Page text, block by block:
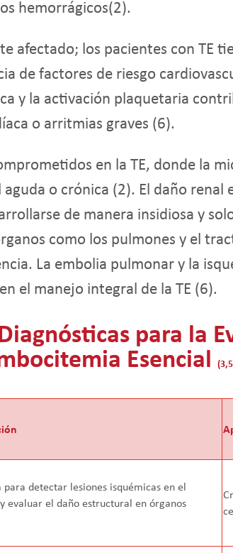
hemorrágicos(2).
afectado; los pacientes con TE
de factores de riesgo
y la activación plaquetaria
o arritmias graves (6).
en la TE, donde la
o crónica (2). El daño renal
de manera insidiosa y
como los pulmones y el
La embolia pulmonar y la
el manejo integral de la TE (6).
para la
Esencial
para detectar lesiones isquémicas en el
evaluar el daño estructural en órganos